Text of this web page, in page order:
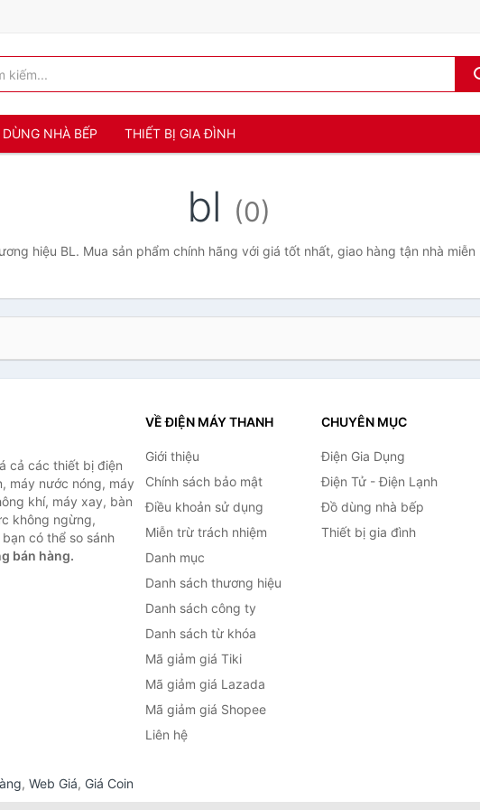
NHÀ BẾP THIẾT BỊ GIA ĐÌNH
bl (0)
hiệu BL. Mua sản phẩm chính hãng với giá tốt nhất, giao hàng tận nhà miễn
cả các thiết bị điện
máy nước nóng, máy
khí, máy xay, bàn
không ngừng,
có thể so sánh
bán hàng.
VỀ ĐIỆN MÁY THANH
Giới thiệu
Chính sách bảo mật
Điều khoản sử dụng
Miễn trừ trách nhiệm
Danh mục
Danh sách thương hiệu
Danh sách công ty
Danh sách từ khóa
Mã giảm giá Tiki
Mã giảm giá Lazada
Mã giảm giá Shopee
Liên hệ
CHUYÊN MỤC
Điện Gia Dụng
Điện Tử - Điện Lạnh
Đồ dùng nhà bếp
Thiết bị gia đình
, Web Giá, Giá Coin